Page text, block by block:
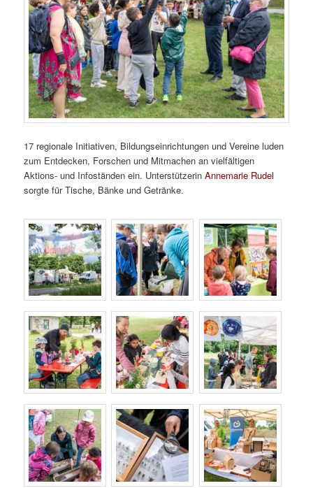
17 regionale Initiativen, Bildungseinrichtungen und Vereine luden
zum Entdecken, Forschen und Mitmachen an vielfältigen
Aktions- und Infoständen ein. UnterstützerinAnnemarie Rudel
sorgte für Tische, Bänke und Getränke.